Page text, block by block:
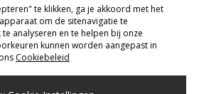
Verzenden Naar
te klikken, ga je akkoord met het
om de sitenavigatie te
analyseren en te helpen bij onze
kunnen worden aangepast in
Cookiebeleid